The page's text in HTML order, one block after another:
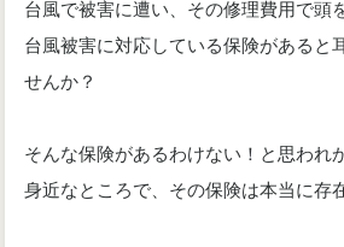
台風で被害に遭い、その修理費用で頭
台風被害に対応している保険があると
せんか？
そんな保険があるわけない！と思われ
身近なところで、その保険は本当に存